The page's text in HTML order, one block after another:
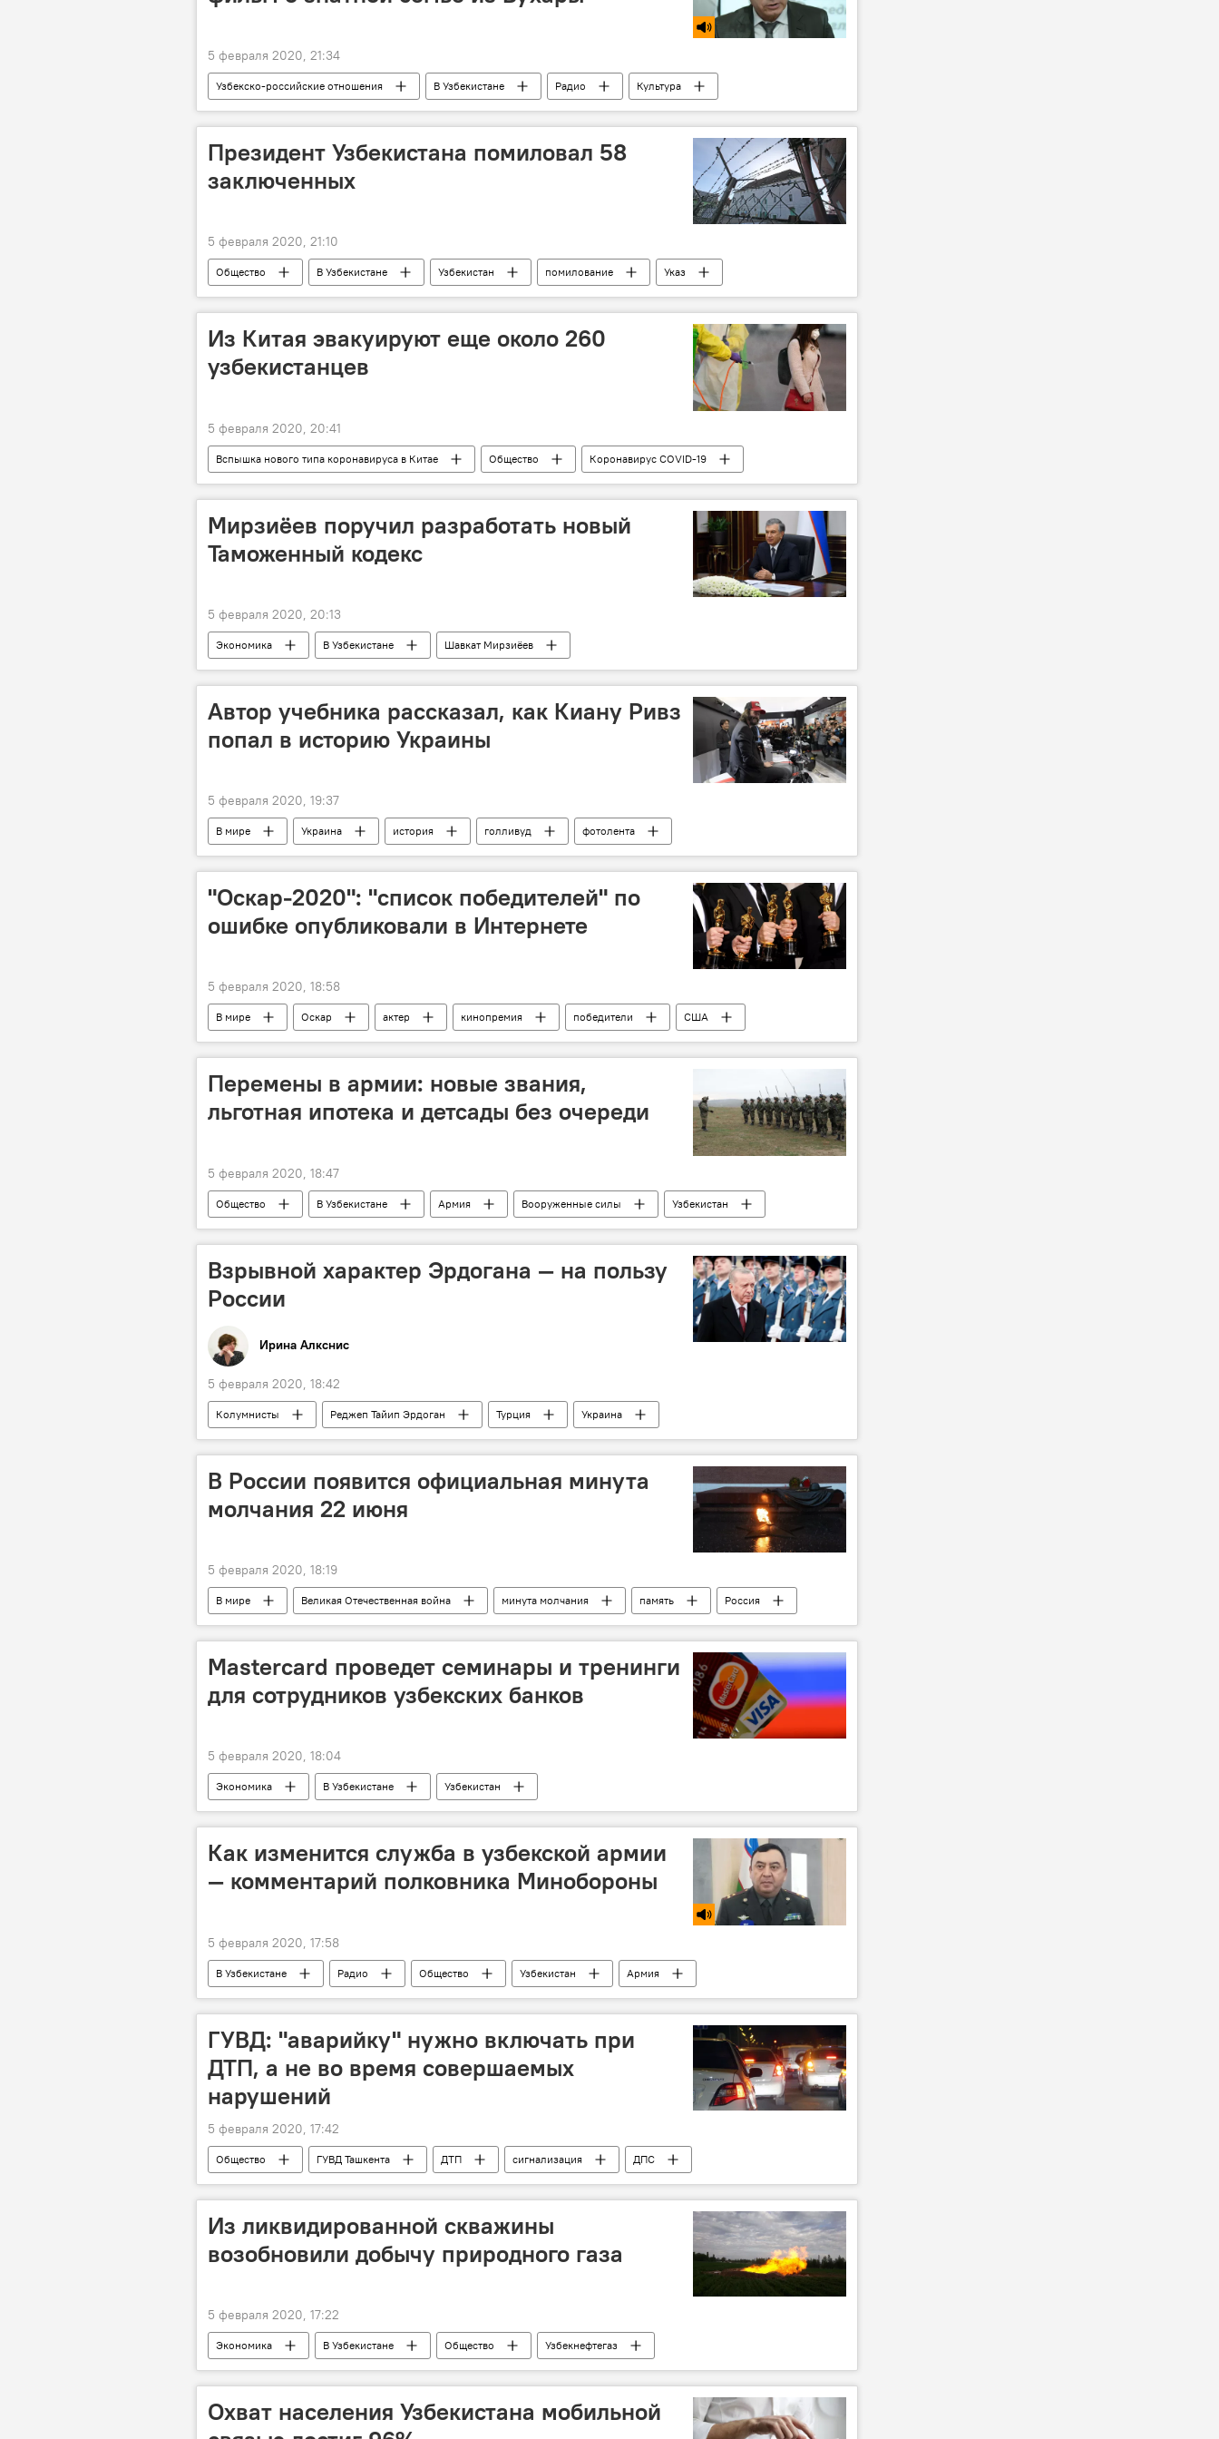
5 февраля 2020, 21:34
Узбекско-российские отношения В Узбекистане Радио
Культура
Ташкент
МГИМО фильм Бухара история
Президент Узбекистана помиловал 58
заключенных
5 февраля 2020, 21:10
Общество В Узбекистане Узбекистан помилование
Указ
Шавкат Мирзиёев
Из Китая эвакуируют еще около 260
узбекистанцев
5 февраля 2020, 20:41
Вспышка нового типа коронавируса в Китае Общество
Коронавирус COVID-19
Китай
эвакуация Узбекистан МИД Узбекистана
Мирзиёев поручил разработать новый
Таможенный кодекс
5 февраля 2020, 20:13
Экономика В Узбекистане
Шавкат Мирзиёев
Таможенный комитет при Министерстве экономики и финансов Республики Узбекистан
Таможня
Автор учебника рассказал, как Киану Ривз
попал в историю Украины
5 февраля 2020, 19:37
В мире Украина история голливуд фотолента
"Оскар-2020": "список победителей" по
ошибке опубликовали в Интернете
5 февраля 2020, 18:58
В мире Оскар актер кинопремия победители США
Перемены в армии: новые звания,
льготная ипотека и детсады без очереди
5 февраля 2020, 18:47
Общество В Узбекистане Армия Вооруженные силы Узбекистан
Взрывной характер Эрдогана — на пользу
России
Ирина Алкснис
5 февраля 2020, 18:42
Колумнисты Реджеп Тайип Эрдоган Турция
Украина
Владимир Зеленский
Политика Россия
В России появится официальная минута
молчания 22 июня
5 февраля 2020, 18:19
В мире Великая Отечественная война минута молчания память
Россия
СССР
Mastercard проведет семинары и тренинги
для сотрудников узбекских банков
5 февраля 2020, 18:04
Экономика В Узбекистане
Узбекистан
Центральный банк Республики Узбекистан
Экономика Mastercard
Как изменится служба в узбекской армии
— комментарий полковника Минобороны
5 февраля 2020, 17:58
В Узбекистане Радио Общество Узбекистан
Армия
Министерство обороны Узбекистана
налоговые льготы ипотека Медицина
ГУВД: "аварийку" нужно включать при
ДТП, а не во время совершаемых
нарушений
5 февраля 2020, 17:42
Общество ГУВД Ташкента ДТП сигнализация
ДПС
автомобили
нарушения ПДД
Из ликвидированной скважины
возобновили добычу природного газа
5 февраля 2020, 17:22
Экономика В Узбекистане Общество
Узбекнефтегаз
Узбекнефтепродукт
скважина Кашкадарьинская область газ
Охват населения Узбекистана мобильной